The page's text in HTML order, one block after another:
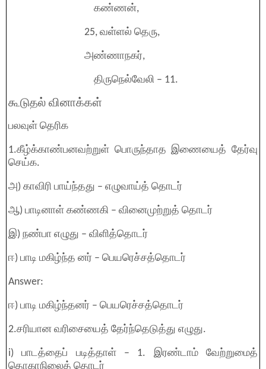
கண்ணன்,
25, வள்ளல் தெரு,
அண்ணாநகர்,
திருநெல்வேலி – 11.
கூடுதல் வினாக்கள்
பலவுள் தெரிக
1.கீழ்க்காண்பனவற்றுள் பொருந்தாத இணையைத் தேர்வு
செய்க.
அ) காவிரி பாய்ந்தது – எழுவாய்த் தொடர்
ஆ) பாடினாள் கண்ணகி – வினைமுற்றுத் தொடர்
இ) நண்பா எழுது – விளித்தொடர்
ஈ) பாடி மகிழ்ந்த னர் – பெயரெச்சத்தொடர்
Answer:
ஈ) பாடி மகிழ்ந்தனர் – பெயரெச்சத்தொடர்
2.சரியான வரிசையைத் தேர்ந்தெடுத்து எழுது.
i) பாடத்தைப் படித்தாள் – 1. இரண்டாம் வேற்றுமைத்
தொகாநிலைத் தொடர்